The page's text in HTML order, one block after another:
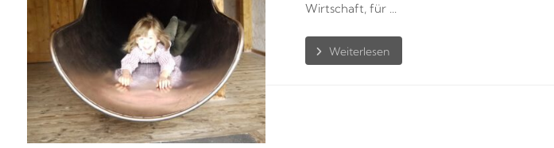
Wirtschaft, für ...